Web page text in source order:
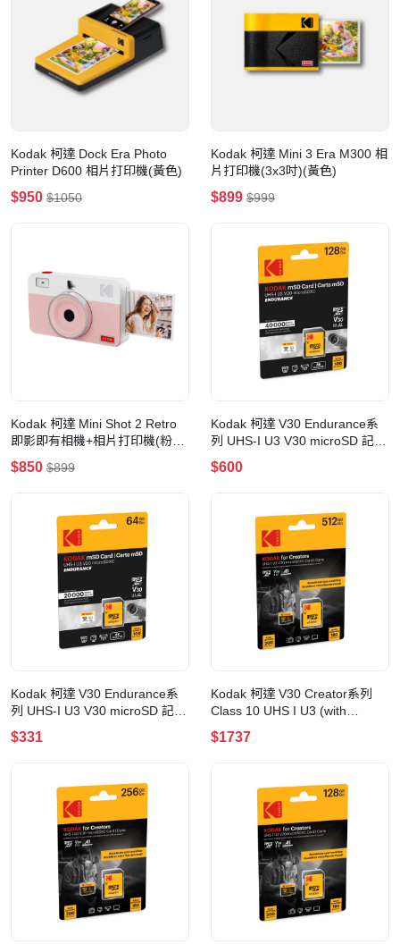
Kodak 柯達 Dock Era Photo
Printer D600 相片打印機(黃色)
$950 $1050
Kodak 柯達 Mini 3 Era M300 相
片打印機(3x3吋)(黃色)
$899 $999
Kodak 柯達 Mini Shot 2 Retro
即影即有相機+相片打印機(粉紅
色)
$850 $899
Kodak 柯達 V30 Endurance系
列 UHS-I U3 V30 microSD 記憶
卡 w/Adapater(128GB)
$600
Kodak 柯達 V30 Endurance系
列 UHS-I U3 V30 microSD 記憶
卡 w/Adapater(64GB)
$331
Kodak 柯達 V30 Creator系列
Class 10 UHS I U3 (with
adaptor) microSD 記憶卡
(512GB)
$1737